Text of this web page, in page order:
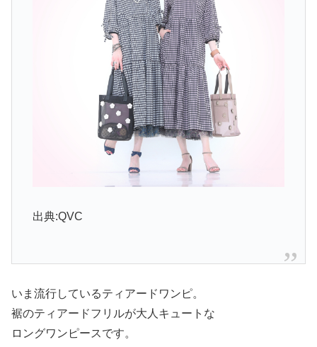
出典:QVC
いま流行しているティアードワンピ。
裾のティアードフリルが大人キュートな
ロングワンピースです。